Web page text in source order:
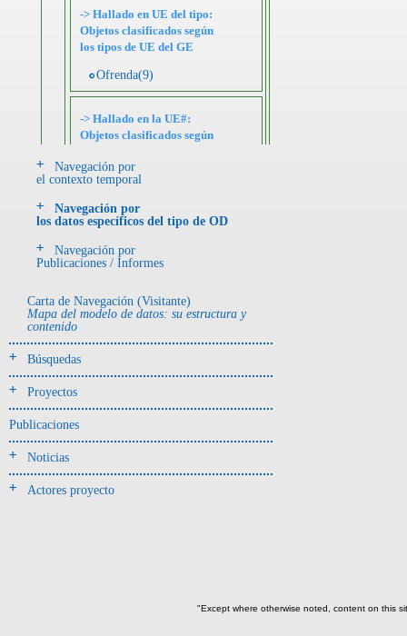
-> Hallado en UE del tipo:
Objetos clasificados según
los tipos de UE del GE
Ofrenda(9)
-> Hallado en la UE#:
Objetos clasificados según
113(8)
119(1)
Tumba 4 (201)
Tumba 6 (63)
Tumba 9 (322)
Unidad superficial (S) vinculada al
~Alineamientos de monolitos en el
~Contexto desconocido. Objeto
recuperado en la escombrera (5)
Navegación por
el contexto temporal
Navegación por
los datos específicos del tipo de OD
Navegación por
Publicaciones / Informes
Carta de Navegación (Visitante)
Mapa del modelo de datos: su estructura y
contenido
Búsquedas
Proyectos
Publicaciones
Noticias
Actores proyecto
"Except where otherwise noted, content on this